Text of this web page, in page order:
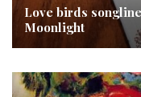
Love birds
Moonlight